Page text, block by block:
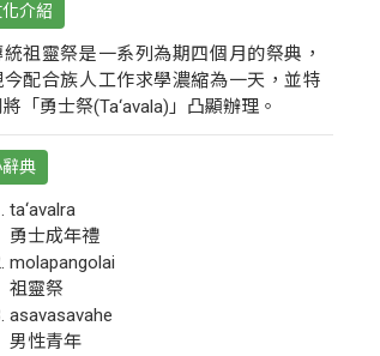
介紹
統祖靈祭是一系列為期四個月的祭典，
今配合族人工作求學濃縮為一天，並特
「勇士祭(Ta‘avala)」凸顯辦理。
辭典
ta‘avalra
勇士成年禮
molapangolai
祖靈祭
asavasavahe
男性青年